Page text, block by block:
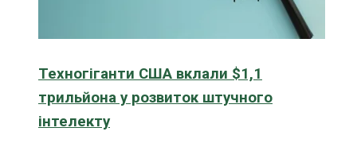
Техногіганти США вклали $1,1
трильйона у розвиток штучного
інтелекту